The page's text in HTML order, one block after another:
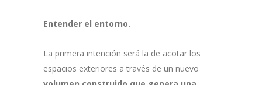
Entender el entorno.
La primera intención será la de acotar los
espacios exteriores a través de un nuevo